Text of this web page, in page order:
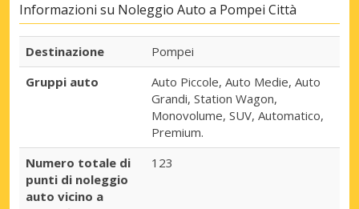
Informazioni su Noleggio Auto a Pompei Città
Destinazione
Pompei
Gruppi auto
Auto Piccole, Auto Medie, Auto
Grandi, Station Wagon,
Monovolume, SUV, Automatico,
Premium.
Numero totale di
punti di noleggio
auto vicino a
123